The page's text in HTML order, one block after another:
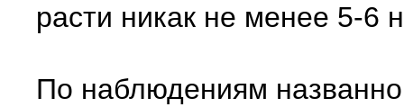
расти никак не менее 5-6
По наблюдениям